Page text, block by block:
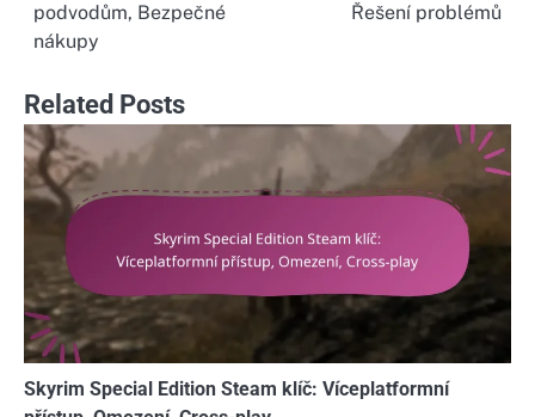
podvodům, Bezpečné
nákupy
Řešení problémů
Related Posts
Skyrim Special Edition Steam klíč: Víceplatformní